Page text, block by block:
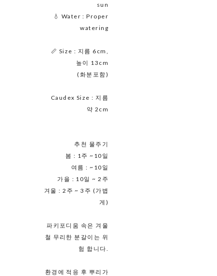
sun
💧 Water : Proper
watering
📏 Size : 지름 6cm,
높이 13cm
(화분포함)
Caudex Size : 지름
약 2cm
추천 물주기
봄 : 1주 ~10일
여름 : ~10일
가을 : 10일 ~ 2주
겨울 : 2주 ~ 3주 (가볍
게)
파키포디움 속은 겨울
철 무리한 분갈이는 위
험 합니다.
환경에 적응 후 뿌리가